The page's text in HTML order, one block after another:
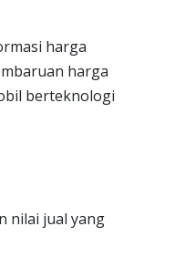
harga
harga
berteknologi
nilai jual yang